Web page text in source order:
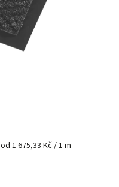
od 1 675,33 Kč / 1 m